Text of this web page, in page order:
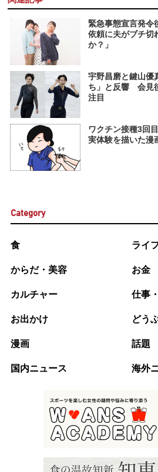
緊急事態宣言発
依頼に夫がブチ
か？」
宇野昌磨と鍵山
ち」と反響 会見
注目
ワクチン接種3回
実体験を描いた漫
Category
食 ライ
からだ・美容 お金
カルチャー 仕事
お出かけ どう
漫画 話題
国内ニュース 海外